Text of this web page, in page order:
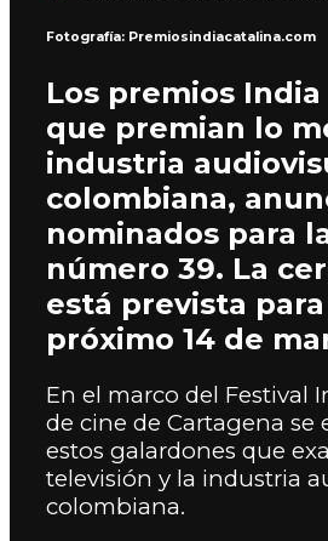
Fotografía: Premiosindiacatalina.com
Los premios
que premian lo
industria
colombiana,
nominados para
número 39. La
está prevista
próximo 14 de
En el marco del Festival
de cine de Cartagena se
estos galardones que
televisión y la industria
colombiana.